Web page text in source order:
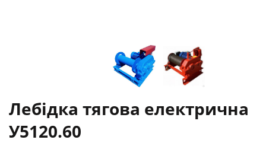
Лебідка тягова електрична
У5120.60